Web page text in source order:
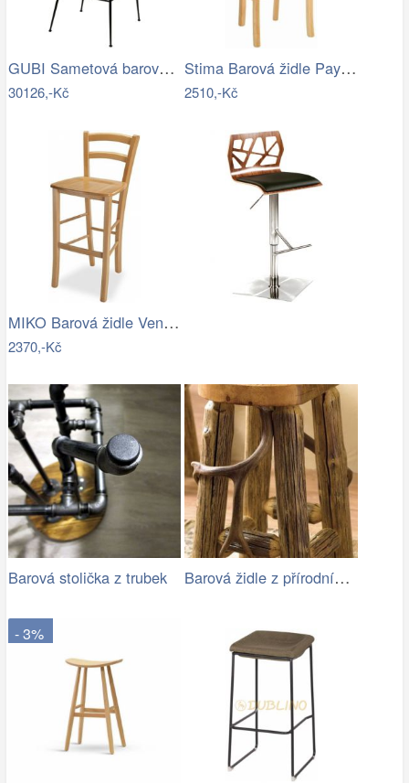
GUBI Sametová barová židle Beetle
30126,-Kč
Stima Barová židle Paysane Bar masiv Buk
2510,-Kč
MIKO Barová židle Venezia bar - masiv…
2370,-Kč
Barová stolička z trubek Barová židle z přírodního dřeva
- 3%